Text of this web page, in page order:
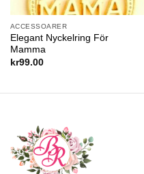
ACCESSOARER
Elegant Nyckelring För
Mamma
kr99.00